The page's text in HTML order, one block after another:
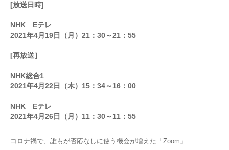
[放送日時]
NHK Eテレ
2021年4月19日（月）21：30～21：55
[再放送］
NHK総合1
2021年4月22日（木）15：34～16：00
NHK Eテレ
2021年4月26日（月）11：30～11：55
コロナ禍で、誰もが否応なしに使う機会が増えた「Zoom」